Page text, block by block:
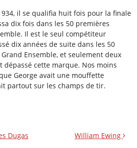
il se qualifia huit fois pour la finale
dix fois dans les 50 premières
Il est le seul compétiteur
dix années de suite dans les 50
Ensemble, et seulement deux
cette marque. Nos moins
George avait une mouffette
partout sur les champs de tir.
Dugas William Ewing